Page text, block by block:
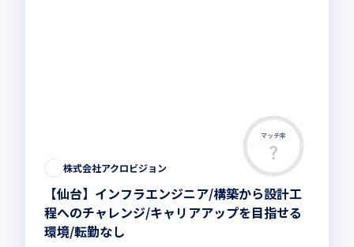
マッチ率
株式会社アクロビジョン
【仙台】インフラエンジニア/構築から設計工
程へのチャレンジ/キャリアアップを目指せる
環境/転勤なし